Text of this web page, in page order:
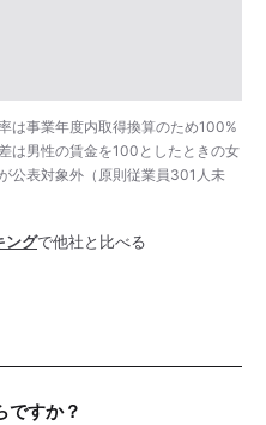
は事業年度内取得換算のため100%
は男性の賃金を100としたときの女
公表対象外（原則従業員301人未
ングで他社と比べる
ですか？